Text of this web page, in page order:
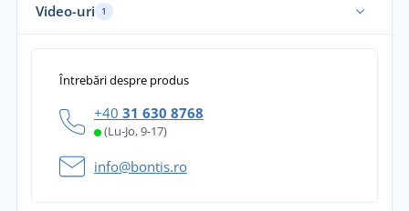
Video-uri 1
Întrebări despre produs
+40 31 630 8768
(Lu-Jo, 9-17)
info@bontis.ro